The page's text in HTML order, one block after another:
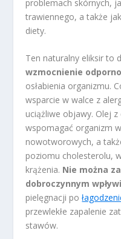
problemach skórnych,
trawiennego, a także
diety.
Ten naturalny eliksir to
wzmocnienie
osłabienia organizmu.
wsparcie w walce z
uciążliwe objawy. Olej
wspomagać organizm
nowotworowych, a
poziomu cholesterolu,
krążenia. Nie można
dobroczynnym
pielęgnacji po
przewlekłe zapalenie
stawów.